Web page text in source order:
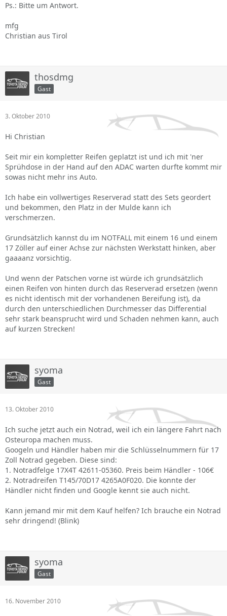
Ps.: Bitte um Antwort.
mfg
Christian aus Tirol
thosdmg
Gast
3. Oktober 2010
Hi Christian
Seit mir ein kompletter Reifen geplatzt ist und ich mit 'ner
Sprühdose in der Hand auf den ADAC warten durfte kommt mir
sowas nicht mehr ins Auto.
Ich habe ein vollwertiges Reserverad statt des Sets geordert
und bekommen, den Platz in der Mulde kann ich
verschmerzen.
Grundsätzlich kannst du im NOTFALL mit einem 16 und einem
17 Zöller auf einer Achse zur nächsten Werkstatt hinken, aber
gaaaanz vorsichtig.
Und wenn der Patschen vorne ist würde ich grundsätzlich
einen Reifen von hinten durch das Reserverad ersetzen (wenn
es nicht identisch mit der vorhandenen Bereifung ist), da
durch den unterschiedlichen Durchmesser das Differential
sehr stark beansprucht wird und Schaden nehmen kann, auch
auf kurzen Strecken!
syoma
Gast
13. Oktober 2010
Ich suche jetzt auch ein Notrad, weil ich ein längere Fahrt nach
Osteuropa machen muss.
Googeln und Händler haben mir die Schlüsselnummern für 17
Zoll Notrad gegeben. Diese sind:
1. Notradfelge 17X4T 42611-05360. Preis beim Händler - 106€
2. Notradreifen T145/70D17 4265A0F020. Die konnte der
Händler nicht finden und Google kennt sie auch nicht.
Kann jemand mir mit dem Kauf helfen? Ich brauche ein Notrad
sehr dringend! (Blink)
syoma
Gast
16. November 2010